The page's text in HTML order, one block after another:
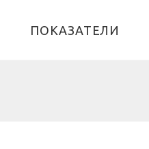
ПОКАЗАТЕЛИ